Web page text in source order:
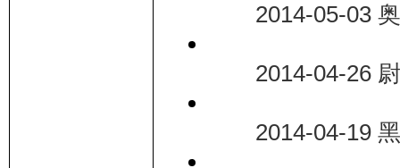
2014-05-03 奥
2014-04-26 尉
2014-04-19 黑